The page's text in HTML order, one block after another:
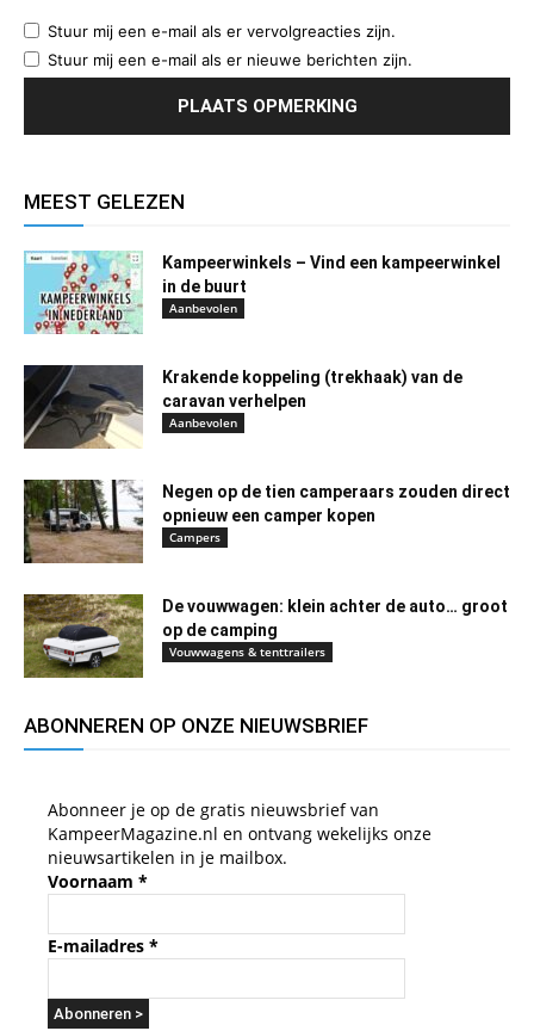
Stuur mij een e-mail als er vervolgreacties zijn.
Stuur mij een e-mail als er nieuwe berichten zijn.
MEEST GELEZEN
Kampeerwinkels – Vind een kampeerwinkel
in de buurt
Aanbevolen
Krakende koppeling (trekhaak) van de
caravan verhelpen
Aanbevolen
Negen op de tien camperaars zouden direct
opnieuw een camper kopen
Campers
De vouwwagen: klein achter de auto… groot
op de camping
Vouwwagens & tenttrailers
ABONNEREN OP ONZE NIEUWSBRIEF
Abonneer je op de gratis nieuwsbrief van
KampeerMagazine.nl en ontvang wekelijks onze
nieuwsartikelen in je mailbox.
Voornaam *
E-mailadres *